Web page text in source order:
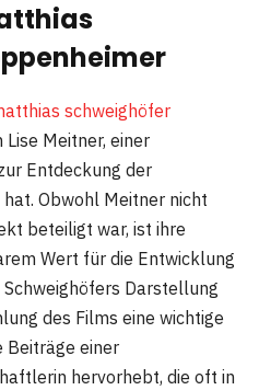
schweighöfer
Lise Meitner, einer
Entdeckung der
Obwohl Meitner nicht
beteiligt war, ist ihre
Wert für die Entwicklung
Darstellung
des Films eine wichtige
Beiträge einer
hervorhebt, die oft in